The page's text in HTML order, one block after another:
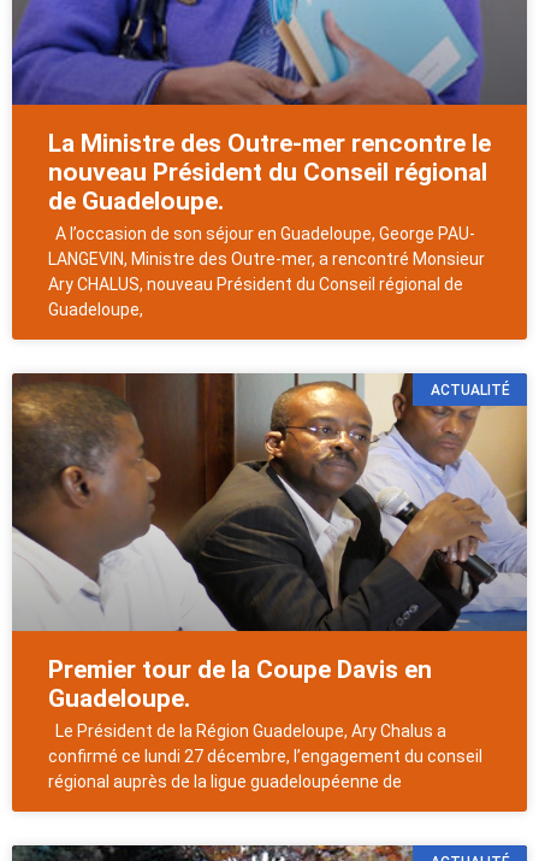
La Ministre des Outre-mer rencontre le
nouveau Président du Conseil régional
de Guadeloupe.
A l’occasion de son séjour en Guadeloupe, George PAU-
LANGEVIN, Ministre des Outre-mer, a rencontré Monsieur
Ary CHALUS, nouveau Président du Conseil régional de
Guadeloupe,
ACTUALITÉ
Premier tour de la Coupe Davis en
Guadeloupe.
Le Président de la Région Guadeloupe, Ary Chalus a
confirmé ce lundi 27 décembre, l’engagement du conseil
régional auprès de la ligue guadeloupéenne de